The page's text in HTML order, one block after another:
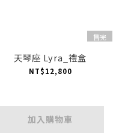
售完
天琴座 Lyra_禮盒
NT$12,800
加入購物車